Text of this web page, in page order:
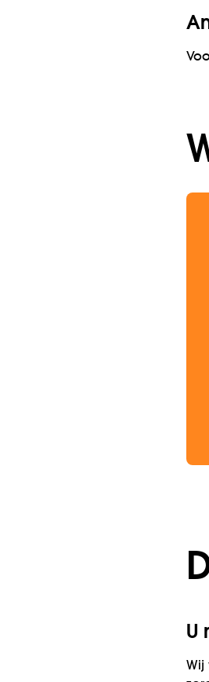
U
Wij